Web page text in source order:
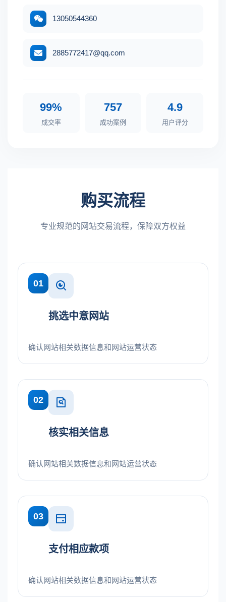
13050544360
2885772417@qq.com
99%
成交率
757
成功案例
4.9
用户评分
购买流程
专业规范的网站交易流程，保障双方权益
01
挑选中意网站
确认网站相关数据信息和网站运营状态
02
核实相关信息
确认网站相关数据信息和网站运营状态
03
支付相应款项
确认网站相关数据信息和网站运营状态